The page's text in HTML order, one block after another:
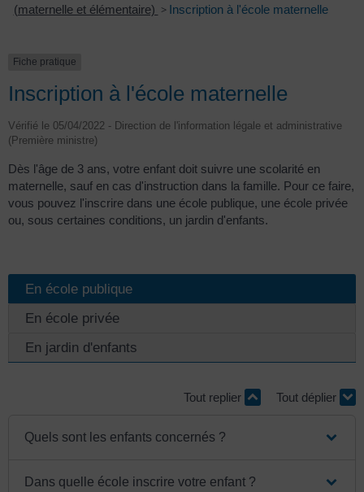
(maternelle et élémentaire) > Inscription à l'école maternelle
Fiche pratique
Inscription à l'école maternelle
Vérifié le 05/04/2022 - Direction de l'information légale et administrative
(Première ministre)
Dès l'âge de 3 ans, votre enfant doit suivre une scolarité en
maternelle, sauf en cas d'instruction dans la famille. Pour ce faire,
vous pouvez l'inscrire dans une école publique, une école privée
ou, sous certaines conditions, un jardin d'enfants.
En école publique
En école privée
En jardin d'enfants
Tout replier Tout déplier
Quels sont les enfants concernés ?
Dans quelle école inscrire votre enfant ?